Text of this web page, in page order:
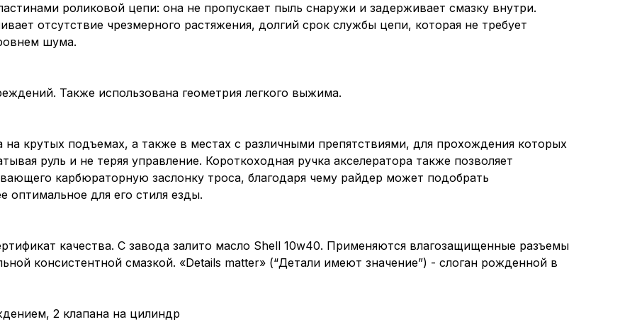
роликовой цепи: она не пропускает пыль снаружи и задерживает смазку внутри.
отсутствие чрезмерного растяжения, долгий срок службы цепи, которая не требует
шума.
Также использована геометрия легкого выжима.
крутых подъемах, а также в местах с различными препятствиями, для прохождения которых
руль и не теряя управление. Короткоходная ручка акселератора также позволяет
карбюраторную заслонку троса, благодаря чему райдер может подобрать
оптимальное для его стиля езды.
качества. С завода залито масло Shell 10w40. Применяются влагозащищенные разъемы
консистентной смазкой. «Details matter» (“Детали имеют значение”) - слоган рожденной в
2 клапана на цилиндр